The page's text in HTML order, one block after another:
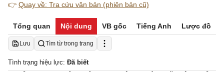
👉 Quay về: Tra cứu văn bản (phiên bản cũ)
Tổng quan Nội dung VB gốc Tiếng Anh Lược đồ
Lưu Tìm từ trong trang
Tình trạng hiệu lực: Đã biết